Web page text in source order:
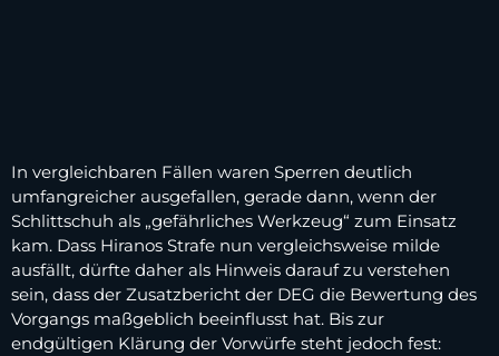
In vergleichbaren Fällen waren Sperren deutlich
umfangreicher ausgefallen, gerade dann, wenn der
Schlittschuh als „gefährliches Werkzeug“ zum Einsatz
kam. Dass Hiranos Strafe nun vergleichsweise milde
ausfällt, dürfte daher als Hinweis darauf zu verstehen
sein, dass der Zusatzbericht der DEG die Bewertung des
Vorgangs maßgeblich beeinflusst hat. Bis zur
endgültigen Klärung der Vorwürfe steht jedoch fest: